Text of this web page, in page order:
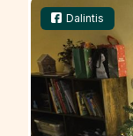
Dalintis